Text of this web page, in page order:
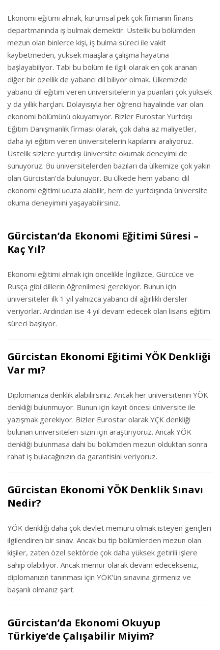
Ekonomi eğitimi almak, kurumsal pek çok firmanın finans
departmanında iş bulmak demektir. Üstelik bu bölümden
mezun olan binlerce kişi, iş bulma süreci ile vakit
kaybetmeden, yüksek maaşlara çalışma hayatına
başlayabiliyor. Tabi bu bölüm ile ilgili olarak en çok aranan
diğer bir özellik de yabancı dil biliyor olmak. Ülkemizde
yabancı dil eğitim veren üniversitelerin ya puanları çok yüksek
y da yıllık harçları. Dolayısıyla her öğrenci hayalinde var olan
ekonomi bölümünü okuyamıyor. Bizler Eurostar Yurtdışı
Eğitim Danışmanlık firması olarak, çok daha az maliyetler,
daha iyi eğitim veren üniversitelerin kapılarını aralıyoruz.
Üstelik sizlere yurtdışı üniversite okumak deneyimi de
sunuyoruz. Bu üniversitelerden bazıları da ülkemize çok yakın
olan Gürcistan’da bulunuyor. Bu ülkede hem yabancı dil
ekonomi eğitimi ucuza alabilir, hem de yurtdışında üniversite
okuma deneyimini yaşayabilirsiniz.
Gürcistan’da Ekonomi Eğitimi Süresi –
Kaç Yıl?
Ekonomi eğitimi almak için öncelikle İngilizce, Gürcüce ve
Rusça gibi dillerin öğrenilmesi gerekiyor. Bunun için
üniversiteler ilk 1 yıl yalnızca yabancı dil ağırlıklı dersler
veriyorlar. Ardından ise 4 yıl devam edecek olan lisans eğitim
süreci başlıyor.
Gürcistan Ekonomi Eğitimi YÖK Denkliği
Var mı?
Diplomanıza denklik alabilirsiniz. Ancak her üniversitenin YÖK
denkliği bulunmuyor. Bunun için kayıt öncesi üniversite ile
yazışmak gerekiyor. Bizler Eurostar olarak YÇK denkliği
bulunan üniversiteleri sizin için araştırıyoruz. Ancak YÖK
denkliği bulunmasa dahi bu bölümden mezun olduktan sonra
rahat iş bulacağınızın da garantisini veriyoruz.
Gürcistan Ekonomi YÖK Denklik Sınavı
Nedir?
YÖK denkliği daha çok devlet memuru olmak isteyen gençleri
ilgilendiren bir sınav. Ancak bu tip bölümlerden mezun olan
kişiler, zaten özel sektörde çok daha yüksek getirili işlere
sahip olabiliyor. Ancak memur olarak devam edecekseniz,
diplomanızın tanınması için YÖK’ün sınavına girmeniz ve
başarılı olmanız şart.
Gürcistan’da Ekonomi Okuyup
Türkiye’de Çalışabilir Miyim?